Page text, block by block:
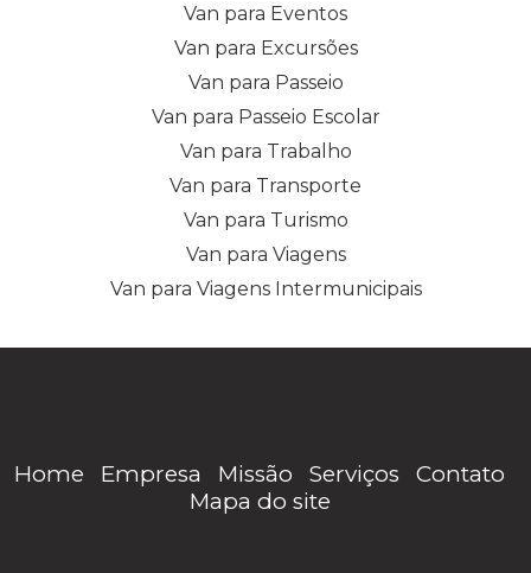
Van para Eventos
Van para Excursões
Van para Passeio
Van para Passeio Escolar
Van para Trabalho
Van para Transporte
Van para Turismo
Van para Viagens
Van para Viagens Intermunicipais
Home Empresa Missão Serviços
Contato
Mapa do site